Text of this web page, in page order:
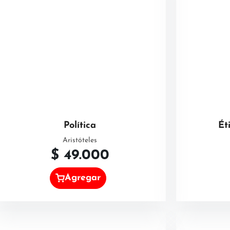
Política
Aristóteles
$ 49.000
Agregar